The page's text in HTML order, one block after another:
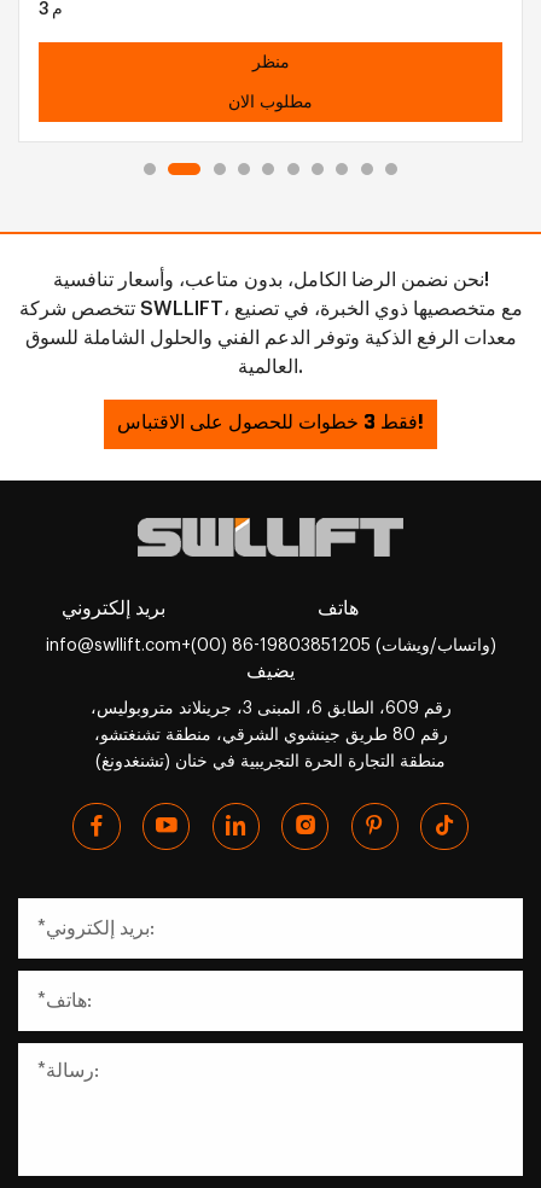
3 م
منظر
مطلوب الان
نحن نضمن الرضا الكامل، بدون متاعب، وأسعار تنافسية!
تتخصص شركة SWLLIFT، مع متخصصيها ذوي الخبرة، في تصنيع
معدات الرفع الذكية وتوفر الدعم الفني والحلول الشاملة للسوق
العالمية.
فقط 3 خطوات للحصول على الاقتباس!
بريد إلكتروني
info@swllift.com
هاتف
+(00) 86-19803851205 (واتساب/ويشات)
يضيف
رقم 609، الطابق 6، المبنى 3، جرينلاند متروبوليس،
رقم 80 طريق جينشوي الشرقي، منطقة تشنغتشو،
منطقة التجارة الحرة التجريبية في خنان (تشنغدونغ)